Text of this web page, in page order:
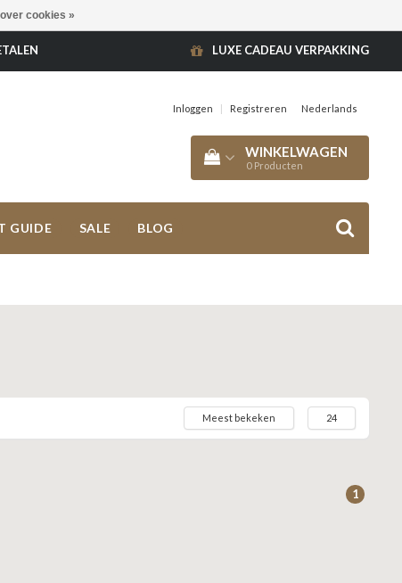
LUXE CADEAU VERPAKKING
Inloggen | Registreren Nederlands
WINKELWAGEN
0 Producten
GUIDE SALE BLOG
Meest bekeken 24
1
cookies »